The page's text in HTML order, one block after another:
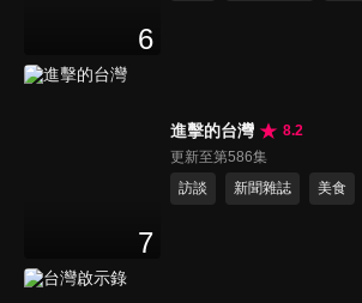
6
7
進擊的台灣
8.2
更新至第586集
訪談
新聞雜誌 美食